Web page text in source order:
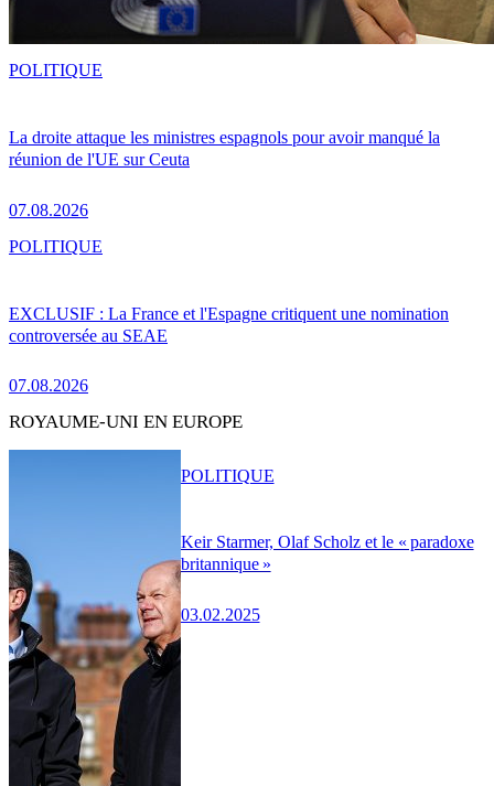
La droite attaque les ministres espagnols pour avoir manqué la
réunion de l'UE sur Ceuta
07.08.2026
POLITIQUE
EXCLUSIF : La France et l'Espagne critiquent une nomination
controversée au SEAE
07.08.2026
POLITIQUE
ROYAUME-UNI EN EUROPE
Keir Starmer, Olaf Scholz et le « paradoxe
britannique »
03.02.2025
POLITIQUE